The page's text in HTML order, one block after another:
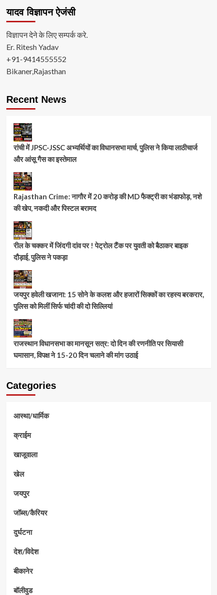
यादव विज्ञापन ऐजंसी
विज्ञापन देने के लिए सम्पर्क करे.
Er. Ritesh Yadav
+91-9414555552
Bikaner,Rajasthan
Recent News
रांची में JPSC-JSSC अभ्यर्थियों का विधानसभा मार्च, पुलिस ने किया लाठीचार्ज
और आंसू गैस का इस्तेमाल
Rajasthan Crime: नागौर में 20 करोड़ की MD फैक्ट्री का भंडाफोड़, नशे
की खेप, नकदी और पिस्टल बरामद
रील के चक्कर में जिंदगी दांव पर ! पेट्रोल टैंक पर युवती को बैठाकर बाइक
दौड़ाई, पुलिस ने पकड़ा
जयपुर हवेली खजाना: 15 सोने के कलश और हजारों सिक्कों का रहस्य बरकरार,
पुलिस को मिलीं सिर्फ चांदी की दो सिल्लियां
राजस्थान विधानसभा का मानसून सत्र: दो दिन की रणनीति पर सियासी
घमासान, विपक्ष ने 15-20 दिन चलाने की मांग उठाई
Categories
आस्था/धार्मिक
क्राईम
खाजूवाला
खेल
जयपुर
जॉब्स/कैरियर
दुर्घटना
देश/विदेश
बीकानेर
बॉलीवुड